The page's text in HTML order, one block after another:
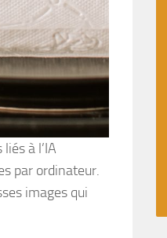
à l’IA
par ordinateur.
images qui